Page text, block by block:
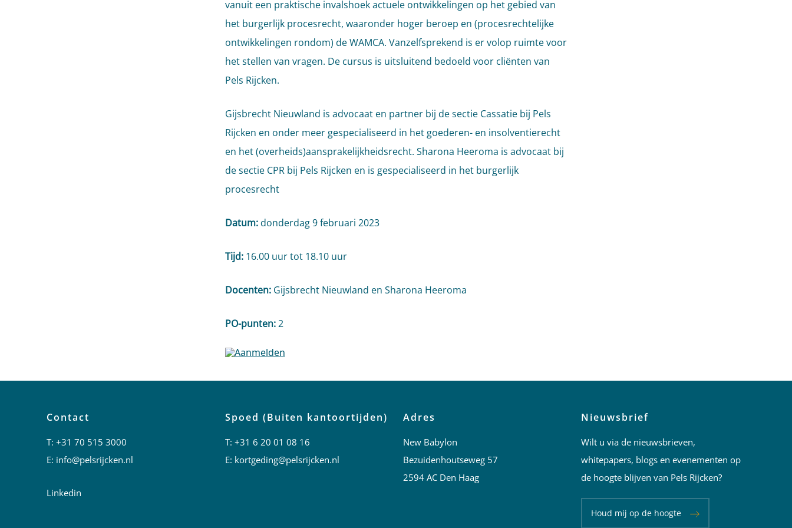
vanuit een praktische invalshoek actuele ontwikkelingen op het gebied van
het burgerlijk procesrecht, waaronder hoger beroep en (procesrechtelijke
ontwikkelingen rondom) de WAMCA. Vanzelfsprekend is er volop ruimte voor
het stellen van vragen. De cursus is uitsluitend bedoeld voor cliënten van
Pels Rijcken.
Gijsbrecht Nieuwland is advocaat en partner bij de sectie Cassatie bij Pels
Rijcken en onder meer gespecialiseerd in het goederen- en insolventierecht
en het (overheids)aansprakelijkheidsrecht. Sharona Heeroma is advocaat bij
de sectie CPR bij Pels Rijcken en is gespecialiseerd in het burgerlijk
procesrecht
Datum:donderdag 9 februari 2023
Tijd:16.00 uur tot 18.10 uur
Docenten:Gijsbrecht Nieuwland en Sharona Heeroma
PO-punten:2
Contact
T:+31 70 515 3000
E: info@pelsrijcken.nl
Linkedin
Spoed (Buiten kantoortijden)
T: +31 6 20 01 08 16
E: kortgeding@pelsrijcken.nl
Adres
New Babylon
Bezuidenhoutseweg 57
2594 AC Den Haag
Nieuwsbrief
Wilt u via de nieuwsbrieven,
whitepapers, blogs en evenementen op
de hoogte blijven van Pels Rijcken?
Houd mij op de hoogte